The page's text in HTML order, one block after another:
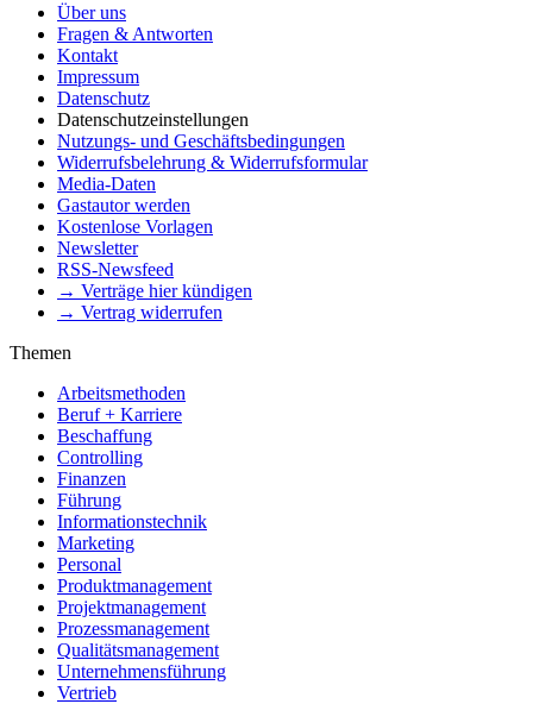
Über uns
Fragen & Antworten
Kontakt
Impressum
Datenschutz
Datenschutzeinstellungen
Nutzungs- und Geschäftsbedingungen
Widerrufsbelehrung & Widerrufsformular
Media-Daten
Gastautor werden
Kostenlose Vorlagen
Newsletter
RSS-Newsfeed
→ Verträge hier kündigen
→ Vertrag widerrufen
Themen
Arbeitsmethoden
Beruf + Karriere
Beschaffung
Controlling
Finanzen
Führung
Informationstechnik
Marketing
Personal
Produktmanagement
Projektmanagement
Prozessmanagement
Qualitätsmanagement
Unternehmensführung
Vertrieb